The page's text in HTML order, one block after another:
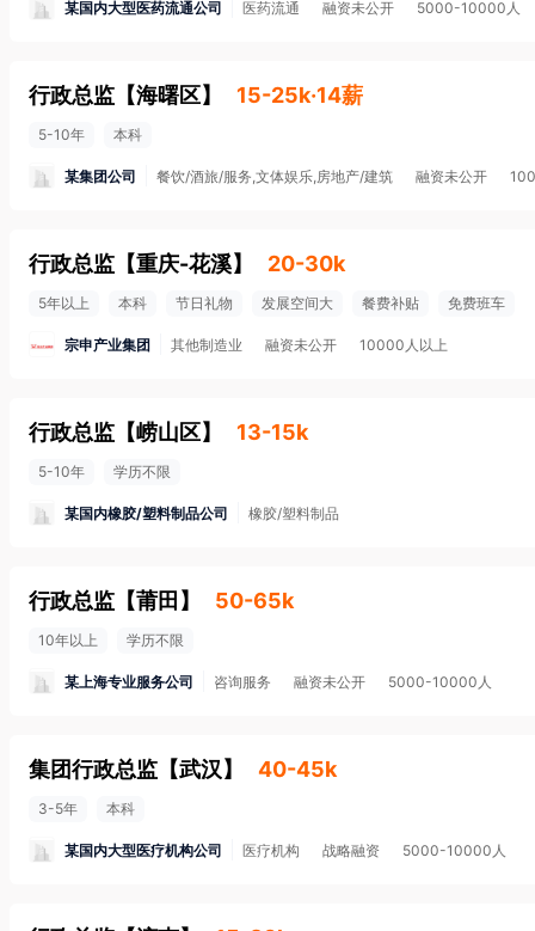
某国内大型医药流通公司 医药流通 融资未公开 5000-10000人
行政总监 【海曙区】 15-25k·14薪
5-10年 本科
某集团公司 餐饮/酒旅/服务,文体娱乐,房地产/建筑 融资未公开
行政总监 【重庆-花溪】 20-30k
5年以上 本科 节日礼物 发展空间大 餐费补贴 免费班车
宗申产业集团 其他制造业 融资未公开 10000人以上
行政总监 【崂山区】 13-15k
5-10年 学历不限
某国内橡胶/塑料制品公司 橡胶/塑料制品
行政总监 【莆田 】 50-65k
10年以上 学历不限
某上海专业服务公司 咨询服务 融资未公开 5000-10000人
集团行政总监 【武汉 】 40-45k
3-5年 本科
某国内大型医疗机构公司 医疗机构 战略融资 5000-10000人